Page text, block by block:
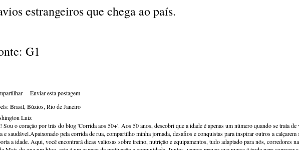
estrangeiros que chega ao país.
G1
Enviar esta postagem
Brasil Búzios Rio de Janeiro
Luiz
Sou o coração por trás do blog 'Corrida aos 50+'. Aos 50 anos, descobri que a idade é apenas um número quando se trata
e saudável.Apaixonado pela corrida de rua, compartilho minha jornada, desafios e conquistas para inspirar outros a calçarem
a idade. Aqui, você encontrará dicas valiosas sobre treino, nutrição e equipamentos, tudo adaptado para nós, corredores